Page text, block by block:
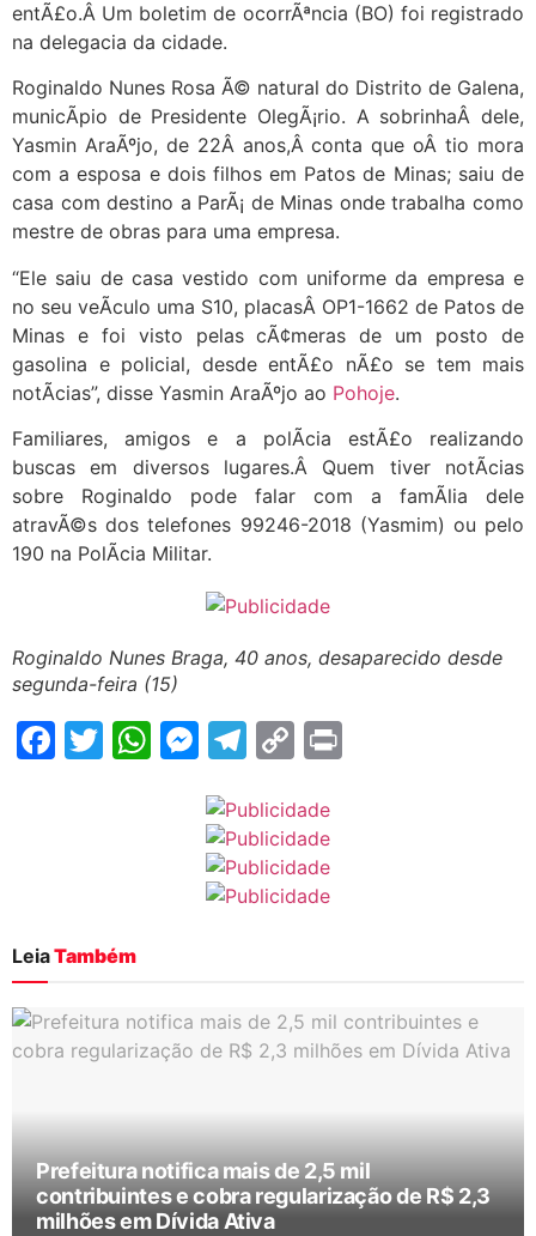
entÃ£o.Â Um boletim de ocorrÃªncia (BO) foi registrado
na delegacia da cidade.
Roginaldo Nunes Rosa Ã© natural do Distrito de Galena,
municÃ­pio de Presidente OlegÃ¡rio. A sobrinhaÂ dele,
Yasmin AraÃºjo, de 22Â anos,Â conta que oÂ tio mora
com a esposa e dois filhos em Patos de Minas; saiu de
casa com destino a ParÃ¡ de Minas onde trabalha como
mestre de obras para uma empresa.
“Ele saiu de casa vestido com uniforme da empresa e
no seu veÃ­culo uma S10, placasÂ OP1-1662 de Patos de
Minas e foi visto pelas cÃ¢meras de um posto de
gasolina e policial, desde entÃ£o nÃ£o se tem mais
notÃ­cias”, disse Yasmin AraÃºjo ao Pohoje.
Familiares, amigos e a polÃ­cia estÃ£o realizando
buscas em diversos lugares.Â Quem tiver notÃ­cias
sobre Roginaldo pode falar com a famÃ­lia dele
atravÃ©s dos telefones 99246-2018 (Yasmim) ou pelo
190 na PolÃ­cia Militar.
Roginaldo Nunes Braga, 40 anos, desaparecido desde
segunda-feira (15)
Facebook
Twitter
WhatsApp
Messenger
Telegram
Copy
LeiaTambém
Prefeitura notifica mais de 2,5 mil
contribuintes e cobra regularização de R$ 2,3
milhões em Dívida Ativa